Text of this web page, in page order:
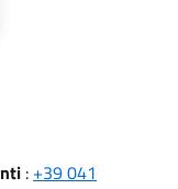
: +39 041